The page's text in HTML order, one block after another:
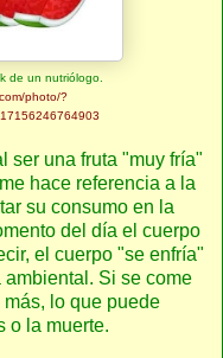
de un nutriólogo.
photo/?
ser una fruta "muy fría"
hace referencia a la
su consumo en la
del día el cuerpo
el cuerpo "se enfría"
Si se come
lo que puede
o la muerte.